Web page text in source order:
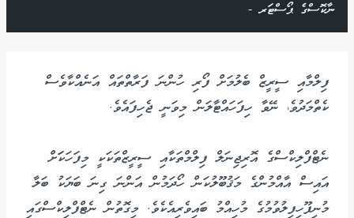
ނާކޮސްގެ ޕޯސްޓަރ -
ފިލްމާއި ސީރީޒް ބެލުމަށް ފޯރި ހުންނަ ފަރާތްތައް އަނެއްކާވެސް
ކެތްމަދުވެ، ނޭވާ ހިފަހައްޓާލަން މިވަނީ ޖެހިފައެވެ.
ނެޓްފްލިކްސްގެ އޮރިޖިނަލް ފިލްމްތަކާއި ސީރީޒްތަކަކީ މިފަހަކަަށް
އައިސް އާއްމުންގެ މަޤުބޫލުކަން ހޯދަމުން އަންނަ ގިނަ ބަޔަކު ބަލާ
މުނިފޫހިފިލުވުމުގެ މުހިއްމު ބައިވެރިއެކެވެ. މިގޮތުން ނެޓްފްލިކްސްގައި